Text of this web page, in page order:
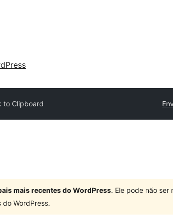
to Clipboard
mais recentes do WordPress. Ele pode não
WordPress.